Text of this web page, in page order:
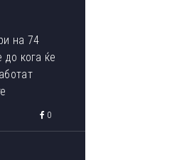
на 74
до кога ќе
0